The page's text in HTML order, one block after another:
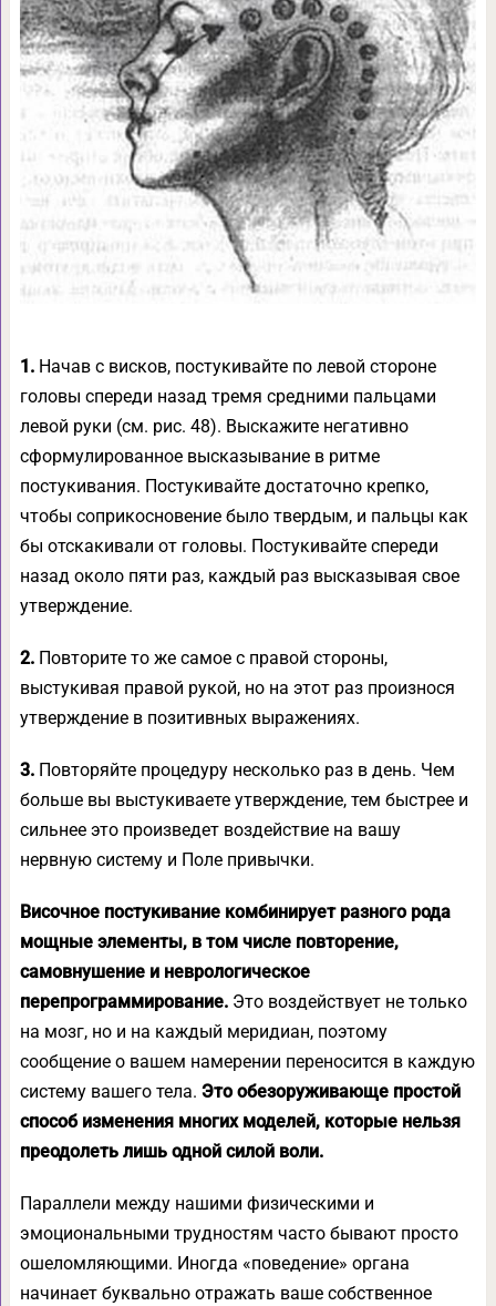
1.Начав с висков, постукивайте по левой стороне
головы спереди назад тремя средними пальцами
левой руки (см. рис. 48). Выскажите негативно
сформулированное высказывание в ритме
постукивания. Постукивайте достаточно крепко,
чтобы соприкосновение было твердым, и пальцы как
бы отскакивали от головы. Постукивайте спереди
назад около пяти раз, каждый раз высказывая свое
утверждение.
2.Повторите то же самое с правой стороны,
выстукивая правой рукой, но на этот раз произнося
утверждение в позитивных выражениях.
3.Повторяйте процедуру несколько раз в день. Чем
больше вы выстукиваете утверждение, тем быстрее и
сильнее это произведет воздействие на вашу
нервную систему и Поле привычки.
Височное постукивание комбинирует разного рода
мощные элементы, в том числе повторение,
самовнушение и неврологическое
перепрограммирование.Это воздействует не только
на мозг, но и на каждый меридиан, поэтому
сообщение о вашем намерении переносится в каждую
систему вашего тела. Это обезоруживающе простой
способ изменения многих моделей, которые нельзя
преодолеть лишь одной силой воли.
Параллели между нашими физическими и
эмоциональными трудностям часто бывают просто
ошеломляющими. Иногда «поведение» органа
начинает буквально отражать ваше собственное